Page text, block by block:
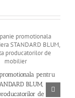
pentru
BLUM,
de